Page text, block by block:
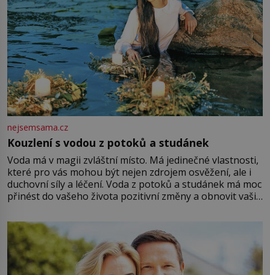
nejsemsama.cz
Kouzlení s vodou z potoků a studánek
Voda má v magii zvláštní místo. Má jedinečné vlastnosti,
které pro vás mohou být nejen zdrojem osvěžení, ale i
duchovní síly a léčení. Voda z potoků a studánek má moc
přinést do vašeho života pozitivní změny a obnovit vaši
můžete obohatit své rituály a přinést do svého života
větší harmonii a klid. Je důležité